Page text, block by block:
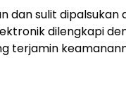
dan sulit
dilengkapi
terjamin